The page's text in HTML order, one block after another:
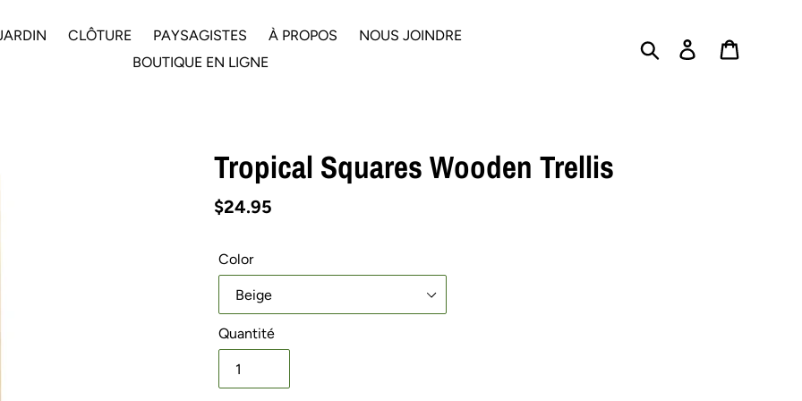
CLÔTURE PAYSAGISTES À PROPOS
NOUS JOINDRE
BOUTIQUE EN LIGNE
RechercherSe connecter
Tropical Squares Wooden Trellis
Prix
$24.95
Color
Quantité